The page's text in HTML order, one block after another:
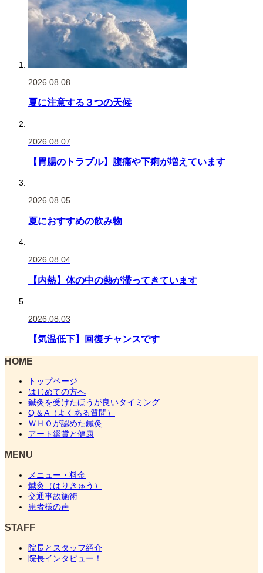
2026.08.08
夏に注意する３つの天候
2026.08.07
【胃腸のトラブル】腹痛や下痢が増えています
2026.08.05
夏におすすめの飲み物
2026.08.04
【内熱】体の中の熱が滞ってきています
2026.08.03
【気温低下】回復チャンスです
HOME
トップページ
はじめての方へ
鍼灸を受けたほうが良いタイミング
Q & A（よくある質問）
ＷＨＯが認めた鍼灸
アート鑑賞と健康
MENU
メニュー・料金
鍼灸（はりきゅう）
交通事故施術
患者様の声
STAFF
院長とスタッフ紹介
院長インタビュー！